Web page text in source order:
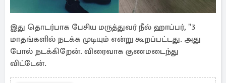
இது தொடர்பாக பேசிய மருத்துவர் நீல் ஹாப்பர், "3
மாதங்களில் நடக்க முடியும் என்று கூறப்பட்டது. அது
போல் நடக்கிறேன். விரைவாக குணமடைந்து
விட்டேன்.